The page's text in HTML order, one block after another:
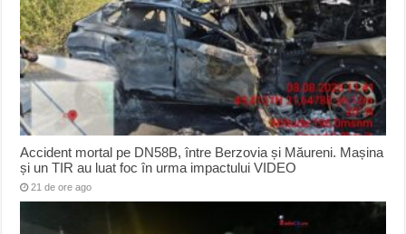
Accident mortal pe DN58B, între Berzovia și Măureni. Mașina
și un TIR au luat foc în urma impactului VIDEO
21 de ore ago